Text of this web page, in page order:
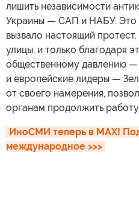
лишить независимости
Украины — САП и НАБУ. Это
вызвало настоящий
улицы, и только благодаря
общественному давлению
и европейские лидеры —
от своего намерения,
органам продолжить
ИноСМИ теперь в MAX!
международное >>>